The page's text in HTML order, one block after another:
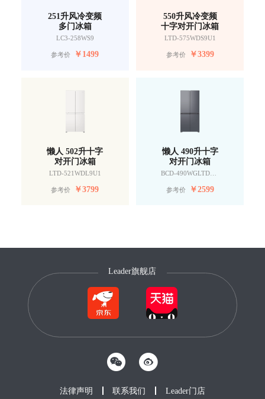
251升风冷变频
多门冰箱
LC3-258WS9
参考价 ￥1499
550升风冷变频
十字对开门冰箱
LTD-575WDS9U1
参考价 ￥3399
懒人 502升十字
对开门冰箱
LTD-521WDL9U1
参考价 ￥3799
懒人 490升十字
对开门冰箱
BCD-490WGLTDD9G9U1
参考价 ￥2599
Leader旗舰店
法律声明 联系我们 Leader门店